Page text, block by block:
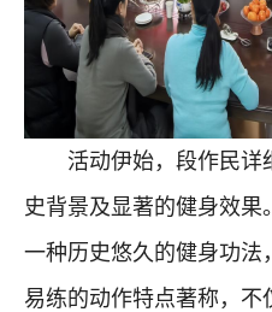
活动伊始，段作民详
史背景及显著的健身效
一种历史悠久的健身功法
易练的动作特点著称，不